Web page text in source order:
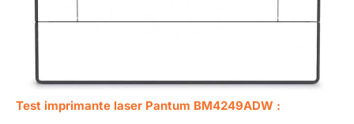
Test imprimante laser Pantum BM4249ADW :